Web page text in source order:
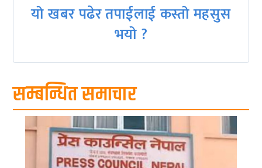
यो खबर पढेर तपाईलाई कस्तो महसुस
भयो ?
सम्बन्धित समाचार